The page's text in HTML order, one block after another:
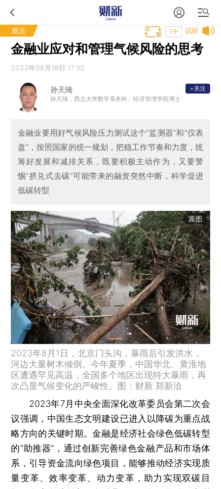
观点 试听
T中
金融业应对和管理气候风险的思考
2023年08月18日 17:55
孙天琦
孙天琦，西北大学数学系本科、经济管理学院博士
+关注
金融业要用好气候风险压力测试这个“监测器”和“仪表
盘”，按照国家的统一规划，把稳工作节奏和力度，统
筹好发展和减排关系，既要积极主动作为，又要警
惕“挤兑式去碳”可能带来的融资突然中断，科学促进
低碳转型
原图
2023年8月1日，北京门头沟，暴雨后引发洪水，
河边大量树木倾倒。今年夏季，中国华北、黄淮地
区遭遇罕见高温，全国多个地区出现特大暴雨，再
次凸显气候变化的严峻性。图：财新 郑新洽
2023年7月中央全面深化改革委员会第二次会
议强调，中国生态文明建设已进入以降碳为重点战
略方向的关键时期。金融是经济社会绿色低碳转型
的“助推器”，通过创新完善绿色金融产品和市场体
系，引导资金流向绿色项目，能够推动经济实现质
量变革、效率变革、动力变革，助力实现双碳目